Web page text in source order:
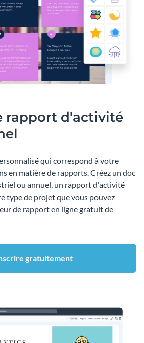
rapport d'activité
qui correspond à votre
en matière de rapports. Créez un doc
ou annuel, un rapport d'activité
type de projet que vous pouvez
de rapport en ligne gratuit de
gratuitement